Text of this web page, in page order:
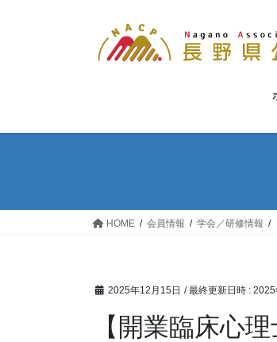
HOME 会員情報 学会／研修情報
2025年12月15日 / 最終更新日時 : 2025
【開業臨床心